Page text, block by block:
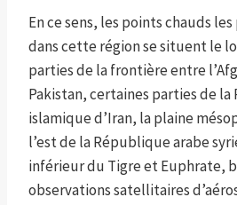
En ce sens, les points chauds
dans cette région se situent le
parties de la frontière entre
Pakistan, certaines parties de
islamique d’Iran, la plaine
l’est de la République arabe
inférieur du Tigre et Euphrate,
observations satellitaires